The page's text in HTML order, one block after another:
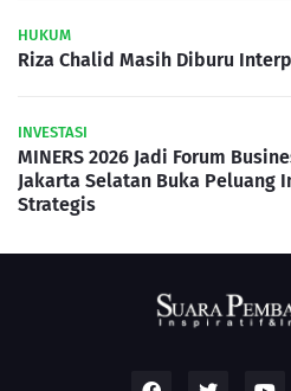
HUKUM
Riza Chalid Masih Diburu
INVESTASI
MINERS 2026 Jadi Forum
Jakarta Selatan Buka Peluang
Strategis